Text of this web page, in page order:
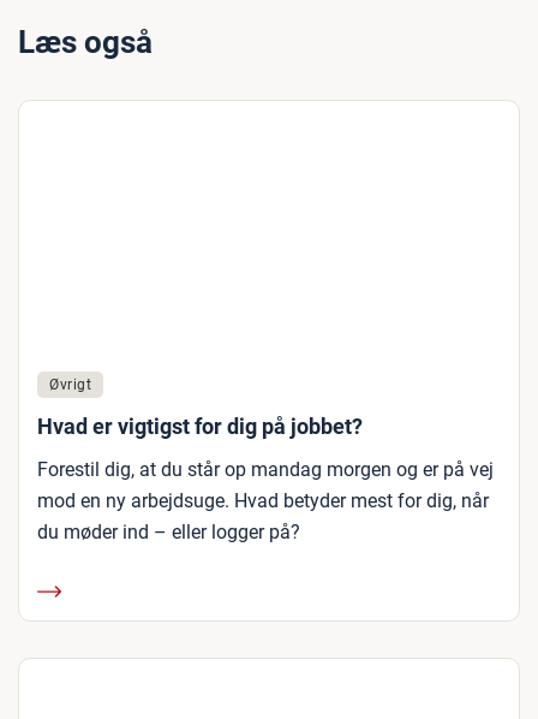
Læs også
Øvrigt
Hvad er vigtigst for dig på jobbet?
Forestil dig, at du står op mandag morgen og er på vej
mod en ny arbejdsuge. Hvad betyder mest for dig, når
du møder ind – eller logger på?